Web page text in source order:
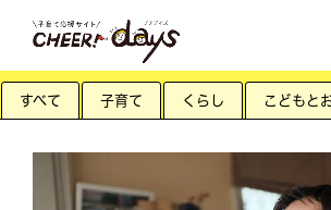
すべて 子育て くらし こどもと